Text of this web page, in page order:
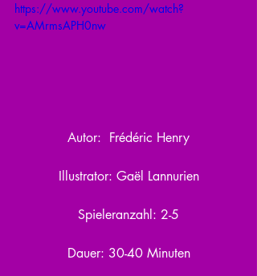
https://www.youtube.com/watch?
v=AMrmsAPH0nw
Autor:  Frédéric Henry
Illustrator: Gaël Lannurien
Spieleranzahl: 2-5
Dauer: 30-40 Minuten